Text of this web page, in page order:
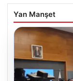
Yan Manşet